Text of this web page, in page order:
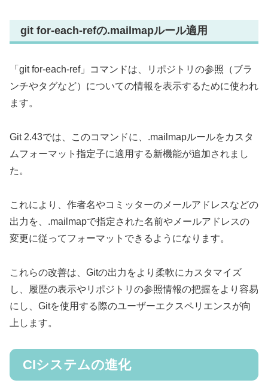
git for-each-refの.mailmapルール適用
「git for-each-ref」コマンドは、リポジトリの参照（ブラ
ンチやタグなど）についての情報を表示するために使われ
ます。
Git 2.43では、このコマンドに、.mailmapルールをカスタ
ムフォーマット指定子に適用する新機能が追加されまし
た。
これにより、作者名やコミッターのメールアドレスなどの
出力を、.mailmapで指定された名前やメールアドレスの
変更に従ってフォーマットできるようになります。
これらの改善は、Gitの出力をより柔軟にカスタマイズ
し、履歴の表示やリポジトリの参照情報の把握をより容易
にし、Gitを使用する際のユーザーエクスペリエンスが向
上します。
CIシステムの進化